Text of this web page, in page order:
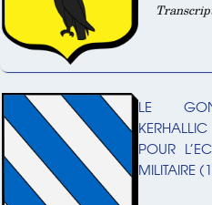
LE
POUR
MILITAIRE